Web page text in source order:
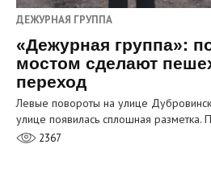
ДЕЖУРНАЯ ГРУППА
«Дежурная группа»:
мостом сделают
переход
Левые повороты на улице
улице появилась сплошная
2367